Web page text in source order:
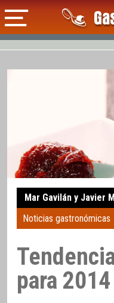
Mar Gavilán y Javier
Noticias gastronómicas
para 2014